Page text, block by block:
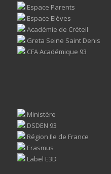
Espace Parents
Espace Elèves
Académie de Créteil
Greta Seine Saint Denis
CFA Académique 93
Ministère
DSDEN 93
Région Ile de France
Erasmus
Label E3D